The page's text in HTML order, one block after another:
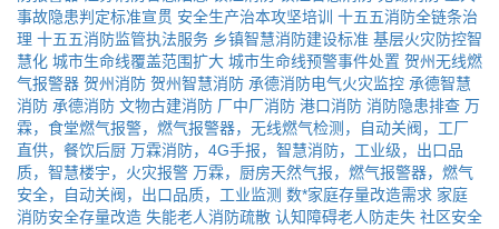
事故隐患判定标准宣贯 安全生产治本攻坚培训 十五五消防全链条治
理 十五五消防监管执法服务 乡镇智慧消防建设标准 基层火灾防控智
慧化 城市生命线覆盖范围扩大 城市生命线预警事件处置 贺州无线燃
气报警器 贺州消防 贺州智慧消防 承德消防电气火灾监控 承德智慧
消防 承德消防 文物古建消防 厂中厂消防 港口消防 消防隐患排查 万
霖，食堂燃气报警，燃气报警器，无线燃气检测，自动关阀，工厂
直供，餐饮后厨 万霖消防，4G手报，智慧消防，工业级，出口品
质，智慧楼宇，火灾报警 万霖，厨房天然气报，燃气报警器，燃气
安全，自动关阀，出口品质，工业监测 数*家庭存量改造需求 家庭
消防安全存量改造 失能老人消防疏散 认知障碍老人防走失 社区安全